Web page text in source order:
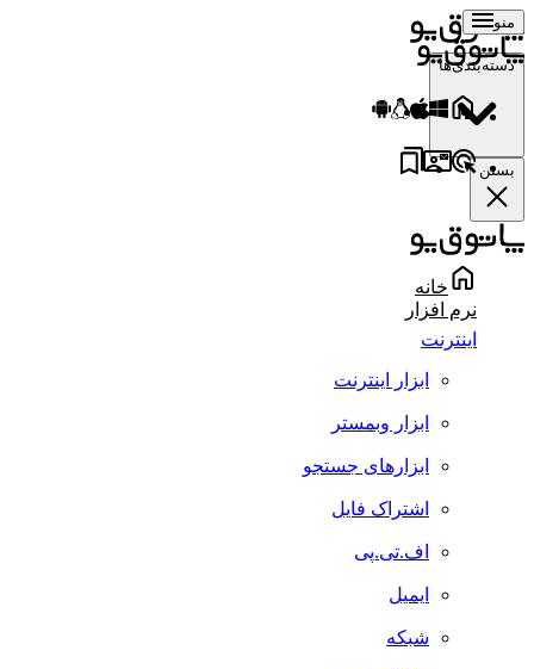
منو
دسته‌بندی‌ها
بستن
خانه
نرم افزار
اینترنت
ابزار اینترنت
ابزار وبمستر
ابزارهای جستجو
اشتراک فایل
اف.تی.پی
ایمیل
شبکه